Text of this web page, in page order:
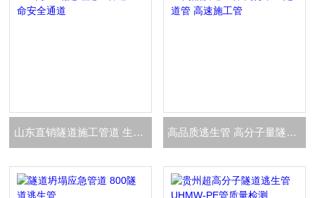
山东直销隧道施工管道 生命安全通道 高品质逃生管 高分子量隧道管 高速施工管